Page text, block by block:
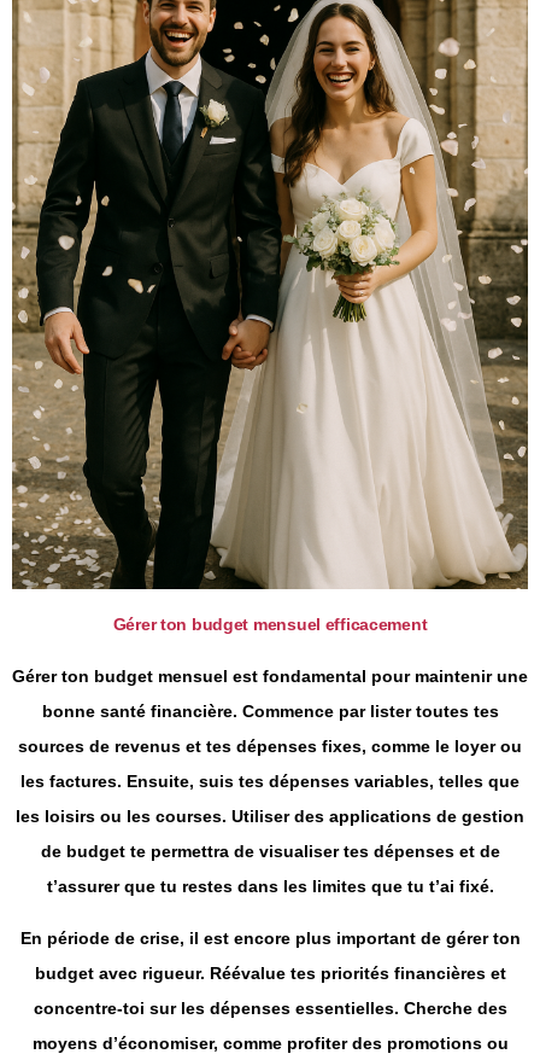
Gérer ton budget mensuel efficacement
Gérer ton budget mensuel est fondamental pour maintenir une
bonne santé financière. Commence par lister toutes tes
sources de revenus et tes dépenses fixes, comme le loyer ou
les factures. Ensuite, suis tes dépenses variables, telles que
les loisirs ou les courses. Utiliser des applications de gestion
de budget te permettra de visualiser tes dépenses et de
t’assurer que tu restes dans les limites que tu t’ai fixé.
En période de crise, il est encore plus important de gérer ton
budget avec rigueur. Réévalue tes priorités financières et
concentre-toi sur les dépenses essentielles. Cherche des
moyens d’économiser, comme profiter des promotions ou